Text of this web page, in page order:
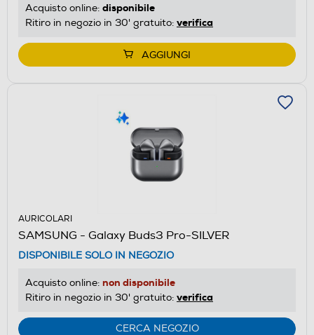
Acquisto online: disponibile
Ritiro in negozio in 30' gratuito: verifica
AGGIUNGI
AURICOLARI
SAMSUNG - Galaxy Buds3 Pro-SILVER
DISPONIBILE SOLO IN NEGOZIO
Acquisto online: non disponibile
Ritiro in negozio in 30' gratuito: verifica
CERCA NEGOZIO